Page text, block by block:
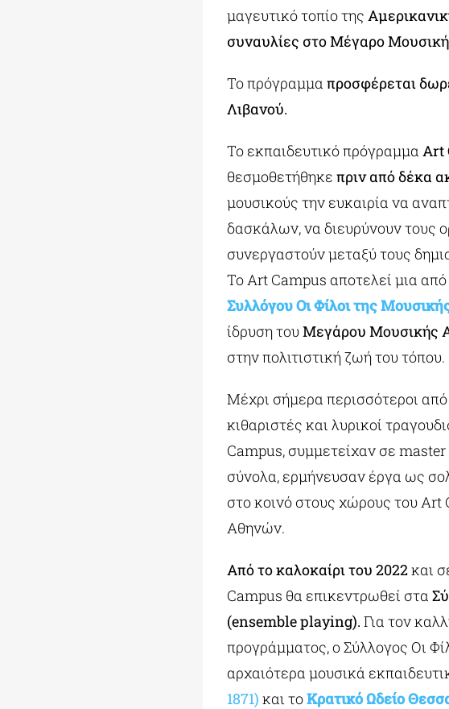
μαγευτικό τοπίο της
συναυλίες στο Μέγαρο
Το πρόγραμμα προσφέρεται
Λιβανού.
Το εκπαιδευτικό πρόγραμμα Art
θεσμοθετήθηκε πριν από δέκα
μουσικούς την ευκαιρία να
δασκάλων, να διευρύνουν τους
συνεργαστούν μεταξύ τους
Το Art Campus αποτελεί μια από
ΣυλλόγουΟιΦίλοιτης
ίδρυση τουΜεγάρου Μουσικής
στην πολιτιστική ζωή του τόπου.
Μέχρι σήμερα περισσότεροι από
κιθαριστές και λυρικοί
Campus, συμμετείχαν σε
σύνολα, ερμήνευσαν έργα ως
στο κοινό στους χώρους του
Αθηνών.
Από το καλοκαίρι του 2022και
Campus θα επικεντρωθεί στα
(ensemble playing). Για τον
προγράμματος, ο Σύλλογος Οι
αρχαιότερα μουσικά
1871) και τοΚρατικό Ωδείο